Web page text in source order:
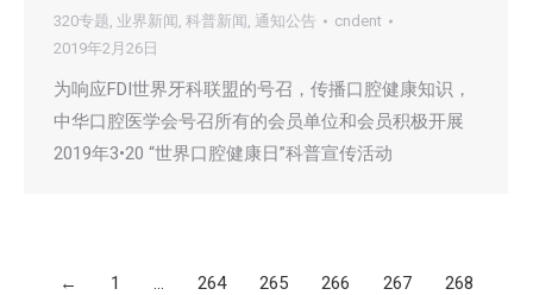
320专题, 业界新闻 , 科普新闻 , 通知公告
cndent
2019年2月26日
为响应FDI世界牙科联盟的号召，传播口腔健康知识，
中华口腔医学会号召所有的会员单位和会员积极开展
2019年3•20 “世界口腔健康日”科普宣传活动
← 1 … 264 265 266 267
268